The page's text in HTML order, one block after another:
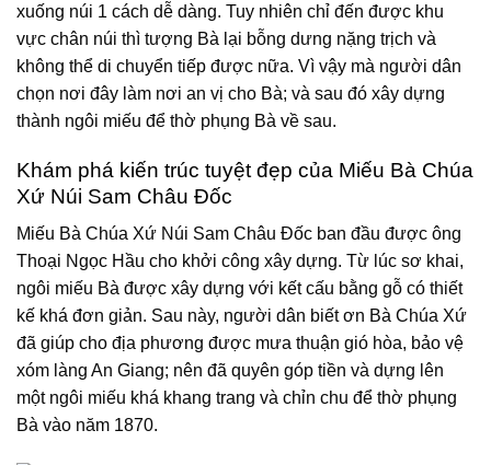
xuống núi 1 cách dễ dàng. Tuy nhiên chỉ đến được khu
vực chân núi thì tượng Bà lại bỗng dưng nặng trịch và
không thể di chuyển tiếp được nữa. Vì vậy mà người dân
chọn nơi đây làm nơi an vị cho Bà; và sau đó xây dựng
thành ngôi miếu để thờ phụng Bà về sau.
Khám phá kiến trúc tuyệt đẹp của Miếu Bà Chúa
Xứ Núi Sam Châu Đốc
Miếu Bà Chúa Xứ Núi Sam Châu Đốc ban đầu được ông
Thoại Ngọc Hầu cho khởi công xây dựng. Từ lúc sơ khai,
ngôi miếu Bà được xây dựng với kết cấu bằng gỗ có thiết
kế khá đơn giản. Sau này, người dân biết ơn Bà Chúa Xứ
đã giúp cho địa phương được mưa thuận gió hòa, bảo vệ
xóm làng An Giang; nên đã quyên góp tiền và dựng lên
một ngôi miếu khá khang trang và chỉn chu để thờ phụng
Bà vào năm 1870.